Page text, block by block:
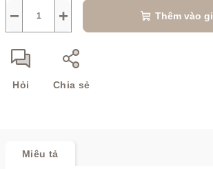
+
− Thêm vào
Hỏi Chia sẻ
Miêu tả